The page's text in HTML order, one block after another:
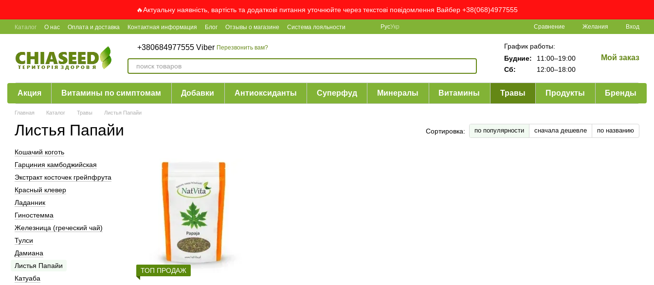
🔥Актуальну наявність, вартість та додаткові питання уточнюйте через текстові повідомлення Вайбер +38(068)4977555
Каталог О нас Оплата и доставка Контактная информация Блог Отзывы о магазине Система лояльности РусУкр Сравнение Желания Вход
+380684977555 Viber Перезвонить вам?
График работы:
Будние:
11:00–19:00
Сб:
12:00–18:00
Мой заказ
Акция Витамины по симптомам Добавки Антиоксиданты Суперфуд Минералы Витамины Травы Продукты Бренды
Главная Каталог Травы Листья Папайи
Листья Папайи Сортировка: по популярности сначала дешевле по названию
ТОП ПРОДАЖ
Кошачий коготь
Гарциния камбоджийская
Экстракт косточек грейпфрута
Красный клевер
Ладанник
Гиностемма
Железница (греческий чай)
Тулси
Дамиана
Листья Папайи
Катуаба